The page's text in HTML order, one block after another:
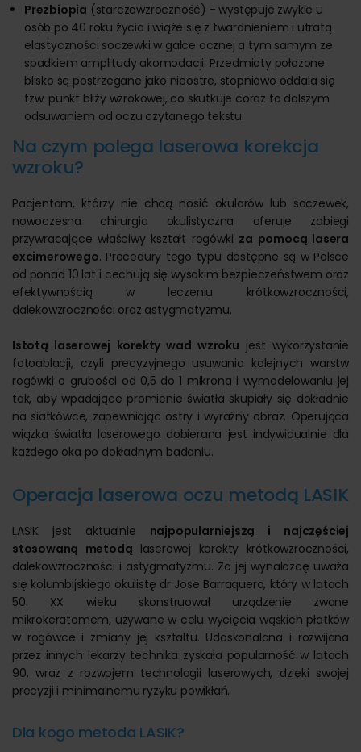
Prezbiopia (starczowzroczność) - występuje zwykle u
osób po 40 roku życia i wiąże się z twardnieniem i utratą
elastyczności soczewki w gałce ocznej a tym samym ze
spadkiem amplitudy akomodacji. Przedmioty położone
blisko są postrzegane jako nieostre, stopniowo oddala się
tzw. punkt bliży wzrokowej, co skutkuje coraz to dalszym
odsuwaniem od oczu czytanego tekstu.
Na czym polega laserowa korekcja
wzroku?
Pacjentom, którzy nie chcą nosić okularów lub soczewek,
nowoczesna chirurgia okulistyczna oferuje zabiegi
przywracające właściwy kształt rogówki za pomocą lasera
excimerowego. Procedury tego typu dostępne są w Polsce
od ponad 10 lat i cechują się wysokim bezpieczeństwem oraz
efektywnością w leczeniu krótkowzroczności,
dalekowzroczności oraz astygmatyzmu.
Istotą laserowej korekty wad wzroku jest wykorzystanie
fotoablacji, czyli precyzyjnego usuwania kolejnych warstw
rogówki o grubości od 0,5 do 1 mikrona i wymodelowaniu jej
tak, aby wpadające promienie światła skupiały się dokładnie
na siatkówce, zapewniając ostry i wyraźny obraz. Operująca
wiązka światła laserowego dobierana jest indywidualnie dla
każdego oka po dokładnym badaniu.
Operacja laserowa oczu metodą LASIK
LASIK jest aktualnie najpopularniejszą i najczęściej
stosowaną metodą laserowej korekty krótkowzroczności,
dalekowzroczności i astygmatyzmu. Za jej wynalazcę uważa
się kolumbijskiego okulistę dr Jose Barraquero, który w latach
50. XX wieku skonstruował urządzenie zwane
mikrokeratomem, używane w celu wycięcia wąskich płatków
w rogówce i zmiany jej kształtu. Udoskonalana i rozwijana
przez innych lekarzy technika zyskała popularność w latach
90. wraz z rozwojem technologii laserowych, dzięki swojej
precyzji i minimalnemu ryzyku powikłań.
Dla kogo metoda LASIK?